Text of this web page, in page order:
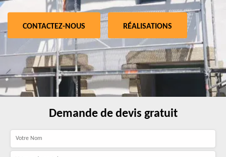
CONTACTEZ-NOUS RÉALISATIONS
Demande de devis gratuit